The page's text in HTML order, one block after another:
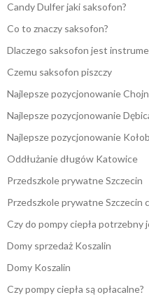
Candy Dulfer jaki saksofon?
Co to znaczy saksofon?
Dlaczego saksofon jest
Czemu saksofon piszczy
Najlepsze pozycjonowanie
Najlepsze pozycjonowanie
Najlepsze pozycjonowanie
Oddłużanie długów Katowice
Przedszkole prywatne Szczecin
Przedszkole prywatne Szczecin
Czy do pompy ciepła potrzebny
Domy sprzedaż Koszalin
Domy Koszalin
Czy pompy ciepła są opłacalne?